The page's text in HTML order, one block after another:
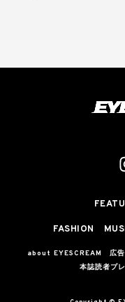
FASHION
about EYESCREAM 広
本誌読者プ